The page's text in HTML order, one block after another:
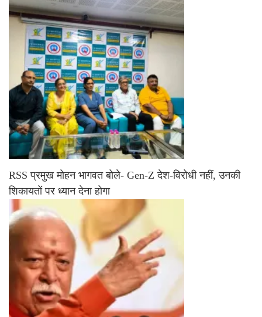
RSS प्रमुख मोहन भागवत बोले- Gen-Z देश-विरोधी नहीं, उनकी
शिकायतों पर ध्यान देना होगा